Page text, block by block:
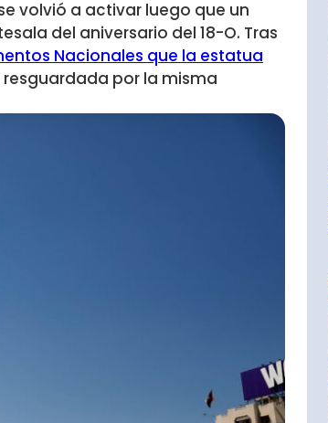
volvió a activar luego que un
del aniversario del 18-O. Tras
Nacionales que la estatua
por la misma